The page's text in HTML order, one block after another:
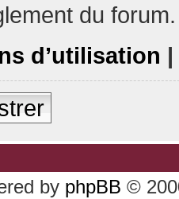
du forum.
d’utilisation |
by phpBB ©